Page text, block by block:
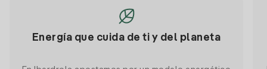
Energía que cuida de ti y del planeta